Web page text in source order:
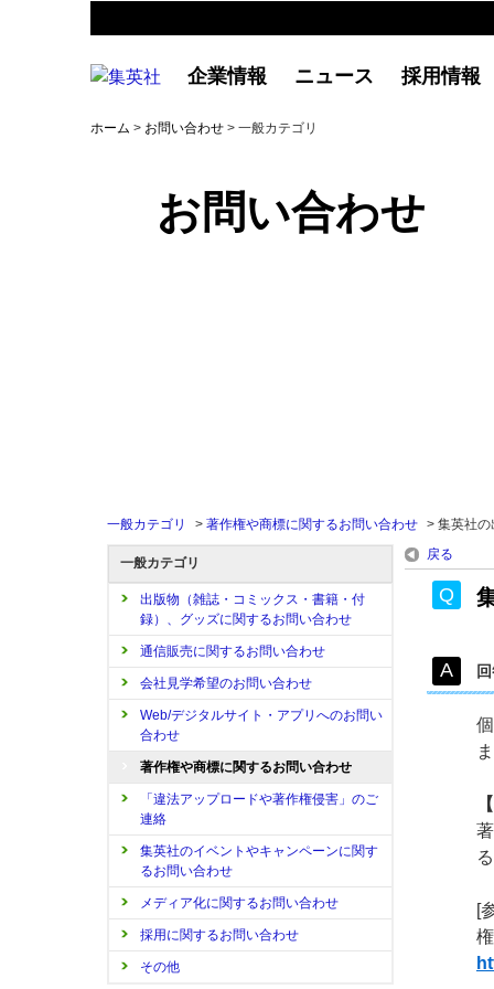
企業情報 ニュース 採用情報
ホーム > お問い合わせ > 一般カテゴリ
お問い合わせ
一般カテゴリ > 著作権や商標に関するお問い合わせ > 集英社の
一般カテゴリ
出版物（雑誌・コミックス・書籍・付
録）、グッズに関するお問い合わせ
通信販売に関するお問い合わせ
会社見学希望のお問い合わせ
Web/デジタルサイト・アプリへのお問い
合わせ
著作権や商標に関するお問い合わせ
「違法アップロードや著作権侵害」のご
連絡
集英社のイベントやキャンペーンに関す
るお問い合わせ
メディア化に関するお問い合わせ
採用に関するお問い合わせ
その他
戻る
[